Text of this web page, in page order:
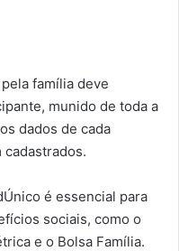
família deve
munido de toda a
dados de cada
é essencial para
sociais, como o
e o Bolsa Família.